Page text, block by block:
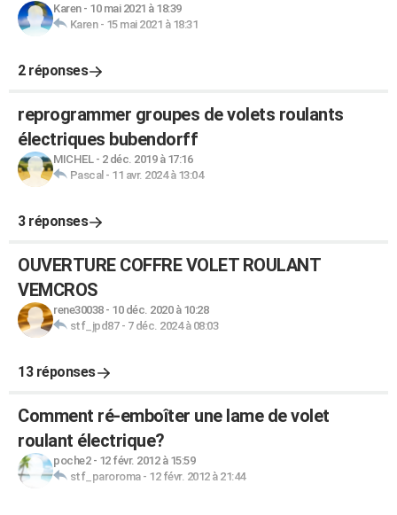
Karen- 10 mai 2021 à 18:39
Karen- 15 mai 2021 à 18:31
2 réponses
reprogrammer groupes de volets roulants
électriques bubendorff
MICHEL- 2 déc. 2019 à 17:16
Pascal - 11 avr. 2024 à 13:04
3 réponses
OUVERTURE COFFRE VOLET ROULANT
VEMCROS
rene30038- 10 déc. 2020 à 10:28
stf_jpd87- 7 déc. 2024 à 08:03
13 réponses
Comment ré-emboîter une lame de volet
roulant électrique?
poche2- 12 févr. 2012 à 15:59
stf_paroroma- 12 févr. 2012 à 21:44